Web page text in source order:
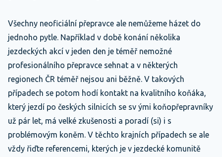
Všechny neoficiální přepravce ale nemůžeme házet do
jednoho pytle. Například v době konání několika
jezdeckých akcí v jeden den je téměř nemožné
profesionálního přepravce sehnat a v některých
regionech ČR téměř nejsou ani běžně. V takových
případech se potom hodí kontakt na kvalitního koňáka,
který jezdí po českých silnicích se sv ými koňopřepravníky
už pár let, má velké zkušenosti a poradí (si) i s
problémovým koněm. V těchto krajních případech se ale
vždy řiďte referencemi, kterých je v jezdecké komunitě